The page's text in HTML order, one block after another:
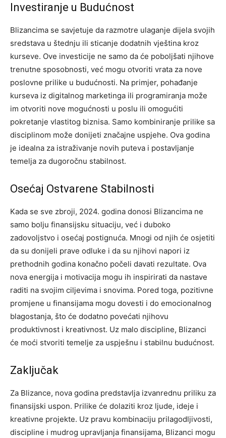
Investiranje u Budućnost
Blizancima se savjetuje da razmotre ulaganje dijela svojih
sredstava u štednju ili sticanje dodatnih vještina kroz
kurseve. Ove investicije ne samo da će poboljšati njihove
trenutne sposobnosti, već mogu otvoriti vrata za nove
poslovne prilike u budućnosti. Na primjer, pohađanje
kurseva iz digitalnog marketinga ili programiranja može
im otvoriti nove mogućnosti u poslu ili omogućiti
pokretanje vlastitog biznisa. Samo kombiniranje prilike sa
disciplinom može donijeti značajne uspjehe. Ova godina
je idealna za istraživanje novih puteva i postavljanje
temelja za dugoročnu stabilnost.
Osećaj Ostvarene Stabilnosti
Kada se sve zbroji, 2024. godina donosi Blizancima ne
samo bolju finansijsku situaciju, već i duboko
zadovoljstvo i osećaj postignuća. Mnogi od njih će osjetiti
da su donijeli prave odluke i da su njihovi napori iz
prethodnih godina konačno počeli davati rezultate. Ova
nova energija i motivacija mogu ih inspirirati da nastave
raditi na svojim ciljevima i snovima. Pored toga, pozitivne
promjene u finansijama mogu dovesti i do emocionalnog
blagostanja, što će dodatno povećati njihovu
produktivnost i kreativnost. Uz malo discipline, Blizanci
će moći stvoriti temelje za uspješnu i stabilnu budućnost.
Zaključak
Za Blizance, nova godina predstavlja izvanrednu priliku za
finansijski uspon. Prilike će dolaziti kroz ljude, ideje i
kreativne projekte. Uz pravu kombinaciju prilagodljivosti,
discipline i mudrog upravljanja finansijama, Blizanci mogu